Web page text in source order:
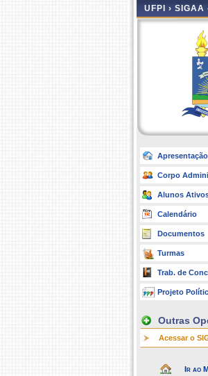
UFPI ›
Apresentação
Corpo
Alunos
Calendário
Documentos
Turmas
Trab. de
Projeto
Outras
Acessar o
Ir ao